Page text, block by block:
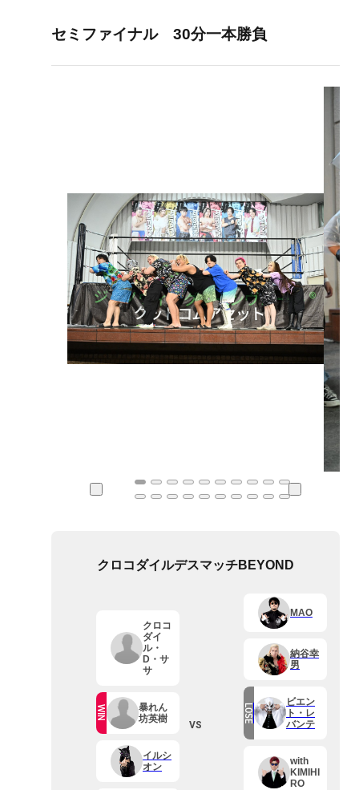
セミファイナル 30分一本勝負
クロコダイルデスマッチBEYOND
クロコ
ダイ
ル・
D・サ
サ
WIN
暴れん
坊英樹
イルシ
オン
VS
MAO
納谷幸
男
LOSE
ビエン
ト・レ
バンテ
with
KIMIHI
RO